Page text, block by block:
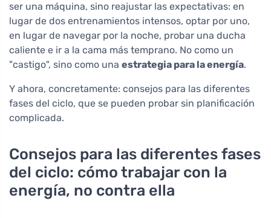
ser una máquina, sino reajustar las expectativas: en
lugar de dos entrenamientos intensos, optar por uno,
en lugar de navegar por la noche, probar una ducha
caliente e ir a la cama más temprano. No como un
"castigo", sino como una estrategia para la energía.
Y ahora, concretamente: consejos para las diferentes
fases del ciclo, que se pueden probar sin planificación
complicada.
Consejos para las diferentes fases
del ciclo: cómo trabajar con la
energía, no contra ella